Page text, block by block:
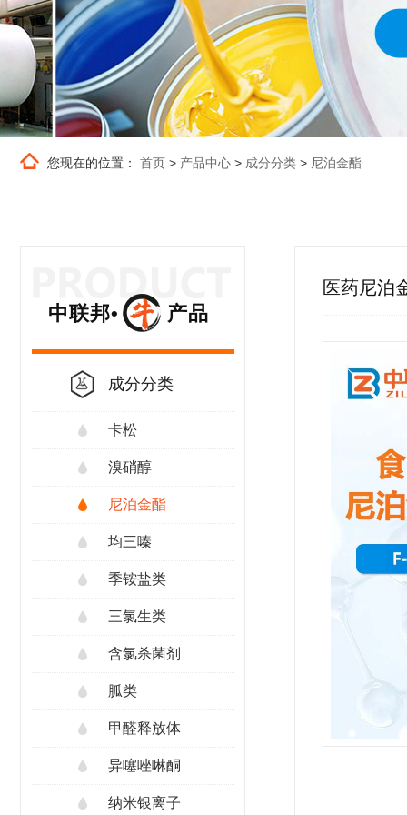
您现在的位置： 首页 > 产品中心 > 成分分类 > 尼泊金酯
中联邦• 产品
成分分类
卡松
溴硝醇
尼泊金酯
均三嗪
季铵盐类
三氯生类
含氯杀菌剂
胍类
甲醛释放体
异噻唑啉酮
纳米银离子
医药尼泊